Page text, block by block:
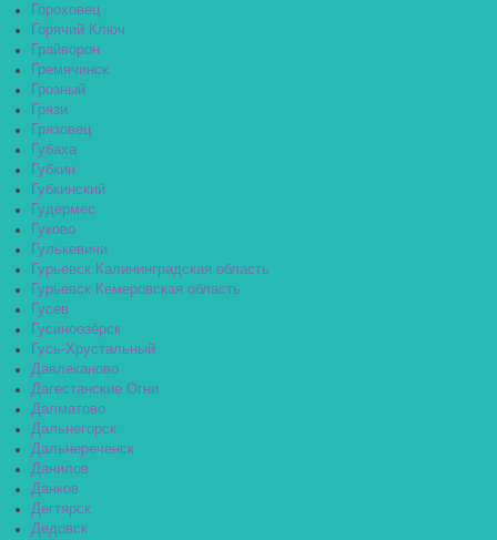
Гороховец
Горячий Ключ
Грайворон
Гремячинск
Грозный
Грязи
Грязовец
Губаха
Губкин
Губкинский
Гудермес
Гуково
Гулькевичи
Гурьевск Калининградская область
Гурьевск Кемеровская область
Гусев
Гусиноозёрск
Гусь-Хрустальный
Давлеканово
Дагестанские Огни
Далматово
Дальнегорск
Дальнереченск
Данилов
Данков
Дегтярск
Дедовск